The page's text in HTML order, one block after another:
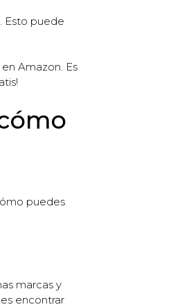
Esto puede
Amazon. Es
puedes
marcas y
encontrar